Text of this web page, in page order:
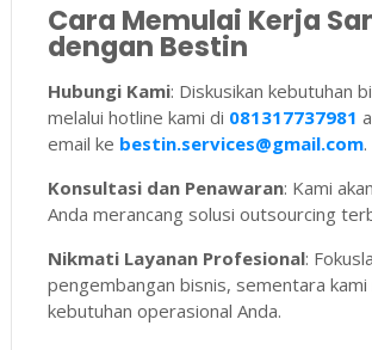
Cara Memulai Kerja
dengan Bestin
Hubungi Kami: Diskusikan kebutuhan
melalui hotline kami di 081317737981
email ke bestin.services@gmail.com.
Konsultasi dan Penawaran: Kami
Anda merancang solusi outsourcing
Nikmati Layanan Profesional:
pengembangan bisnis, sementara
kebutuhan operasional Anda.